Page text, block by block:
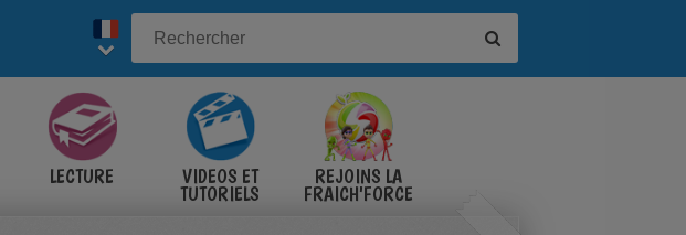
LECTURE VIDÉOS ET
TUTORIELS
REJOINS LA
FRAICH'FORCE